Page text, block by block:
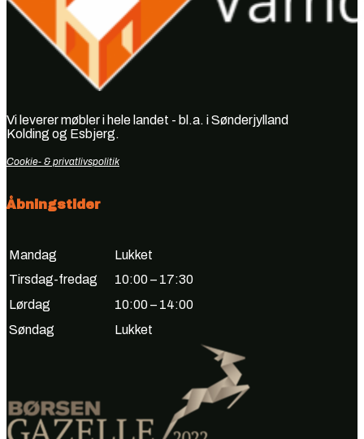
Vi leverer møbler i hele landet - bl.a. i Sønderjylland
Kolding og Esbjerg.
Cookie- & privatlivspolitik
Åbningstider
Mandag
Lukket
Tirsdag-fredag
10:00 – 17:30
Lørdag
10:00 – 14:00
Søndag
Lukket